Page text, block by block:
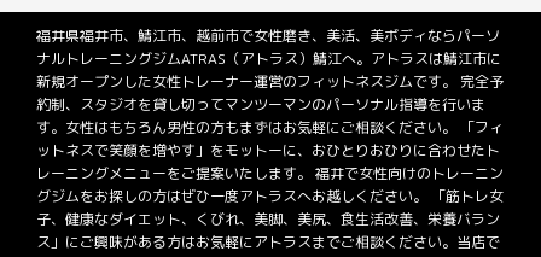
福井県福井市、鯖江市、越前市で女性磨き、美活、美ボディならパーソ
ナルトレーニングジムATRAS（アトラス）鯖江へ。アトラスは鯖江市に
新規オープンした女性トレーナー運営のフィットネスジムです。 完全予
約制、スタジオを貸し切ってマンツーマンのパーソナル指導を行いま
す。女性はもちろん男性の方もまずはお気軽にご相談ください。 「フィ
ットネスで笑顔を増やす」をモットーに、おひとりおひりに合わせたト
レーニングメニューをご提案いたします。 福井で女性向けのトレーニン
グジムをお探しの方はぜひ一度アトラスへお越しください。 「筋トレ女
子、健康なダイエット、くびれ、美脚、美尻、食生活改善、栄養バラン
ス」にご興味がある方はお気軽にアトラスまでご相談ください。当店で